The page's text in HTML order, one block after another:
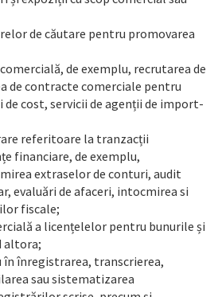
de căutare pentru promovarea
de exemplu, recrutarea de
de contracte comerciale pentru
cost, servicii de agenții de import-
referitoare la tranzacții
financiare, de exemplu,
extraselor de conturi, audit
evaluări de afaceri, intocmirea si
fiscale;
a licențelelor pentru bunurile și
altora;
în înregistrarea, transcrierea,
sau sistematizarea